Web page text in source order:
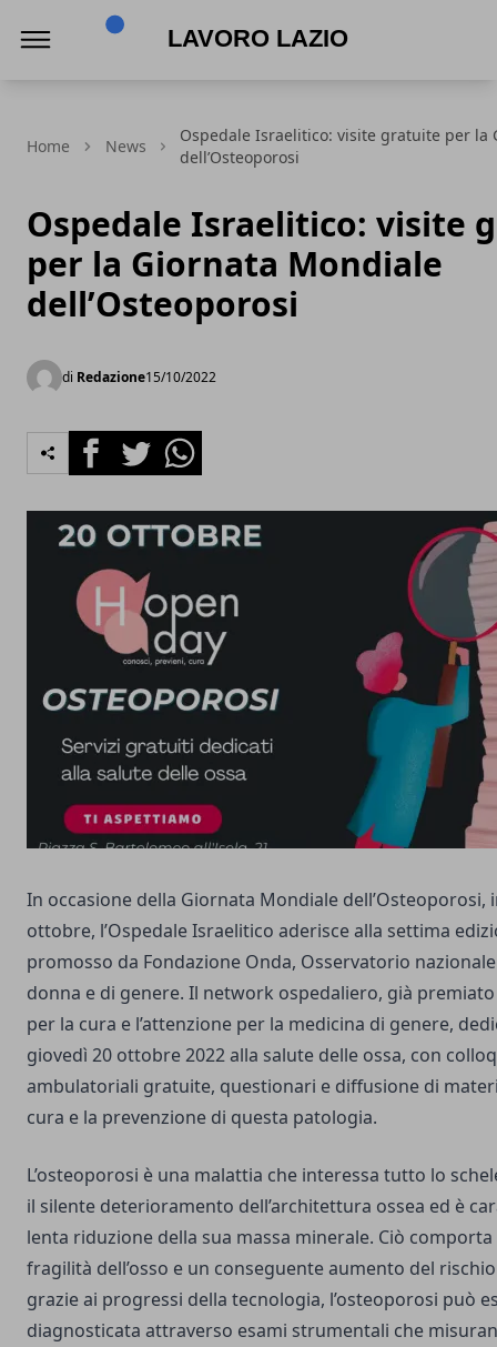
Home News
Ospedale Israelitico: visite gratuite per la
dell’Osteoporosi
Ospedale Israelitico: visite
per la Giornata Mondiale
dell’Osteoporosi
di Redazione15/10/2022
FacebookTwitterWhatsapp
In occasione della Giornata Mondiale dell’Osteoporosi,
ottobre, l’Ospedale Israelitico aderisce alla settima
promosso da Fondazione Onda, Osservatorio
donna e di genere. Il network ospedaliero, già
per la cura e l’attenzione per la medicina di genere,
giovedì 20 ottobre 2022 alla salute delle ossa, con
ambulatoriali gratuite, questionari e diffusione di
cura e la prevenzione di questa patologia.
L’osteoporosi è una malattia che interessa tutto lo
il silente deterioramento dell’architettura ossea ed è
lenta riduzione della sua massa minerale. Ciò
fragilità dell’osso e un conseguente aumento del
grazie ai progressi della tecnologia, l’osteoporosi può
diagnosticata attraverso esami strumentali che